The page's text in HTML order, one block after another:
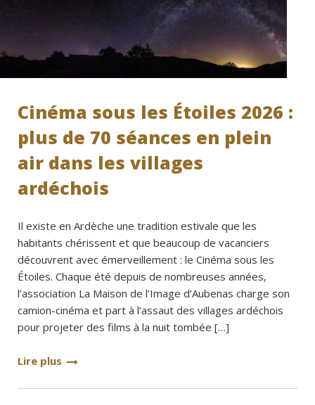
Cinéma sous les Étoiles 2026 :
plus de 70 séances en plein
air dans les villages
ardéchois
Il existe en Ardèche une tradition estivale que les
habitants chérissent et que beaucoup de vacanciers
découvrent avec émerveillement : le Cinéma sous les
Étoiles. Chaque été depuis de nombreuses années,
l’association La Maison de l’Image d’Aubenas charge son
camion-cinéma et part à l’assaut des villages ardéchois
pour projeter des films à la nuit tombée […]
Lire plus